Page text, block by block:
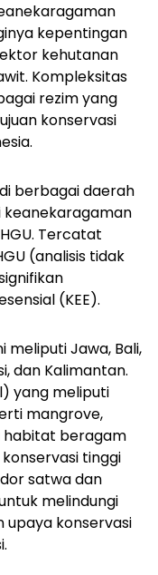
kepentingan
kehutanan
Kompleksitas
rezim yang
konservasi
berbagai daerah
keanekaragaman
Tercatat
(analisis tidak
(KEE).
meliputi Jawa, Bali,
dan Kalimantan.
yang meliputi
mangrove,
habitat beragam
tinggi
satwa dan
melindungi
upaya konservasi